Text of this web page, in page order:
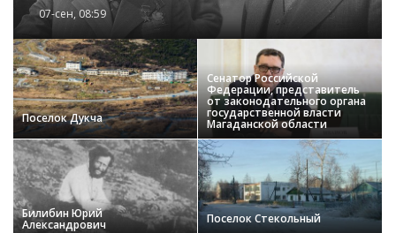
07-сен, 08:59
Поселок Дукча
Сенатор Российской
Федерации, представитель
от законодательного органа
государственной власти
Магаданской области
Билибин Юрий
Александрович Поселок Стекольный